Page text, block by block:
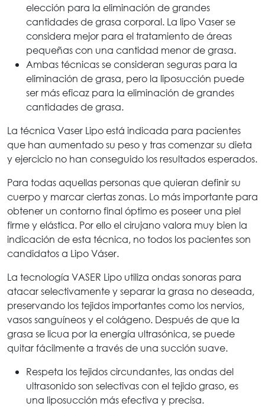
elección para la eliminación de grandes
cantidades de grasa corporal. La lipo Vaser se
considera mejor para el tratamiento de áreas
pequeñas con una cantidad menor de grasa.
Ambas técnicas se consideran seguras para la
eliminación de grasa, pero la liposucción puede
ser más eficaz para la eliminación de grandes
cantidades de grasa.
La técnica Vaser Lipo está indicada para pacientes
que han aumentado su peso y tras comenzar su dieta
y ejercicio no han conseguido los resultados esperados.
Para todas aquellas personas que quieran definir su
cuerpo y marcar ciertas zonas. Lo más importante para
obtener un contorno final óptimo es poseer una piel
firme y elástica. Por ello el cirujano valora muy bien la
indicación de esta técnica, no todos los pacientes son
candidatos a Lipo Váser.
La tecnología VASER Lipo utiliza ondas sonoras para
atacar selectivamente y separar la grasa no deseada,
preservando los tejidos importantes como los nervios,
vasos sanguíneos y el colágeno. Después de que la
grasa se licua por la energía ultrasónica, se puede
quitar fácilmente a través de una succión suave.
Respeta los tejidos circundantes, las ondas del
ultrasonido son selectivas con el tejido graso, es
una liposucción más efectiva y precisa.